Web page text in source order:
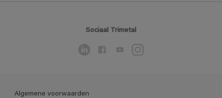
Sociaal Trimetal
Algemene voorwaarden